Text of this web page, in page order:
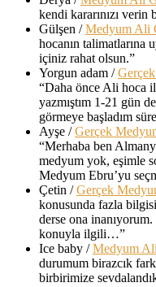
kendi kararınızı
Gülşen /Medyum Ali
hocanın talimatlarına
içiniz rahat olsun.”
Yorgun adam /
“Daha önce Ali hoca
yazmıştım 1-21 gün
görmeye başladım
Ayşe /Gerçek
“Merhaba ben
medyum yok, eşimle
Medyum Ebru’yu
Çetin /Gerçek
konusunda fazla
derse ona
konuyla ilgili…”
Ice baby /Medyum
durumum birazcık
birbirimize